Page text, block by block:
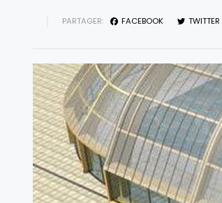
PARTAGER: FACEBOOK TWITTER